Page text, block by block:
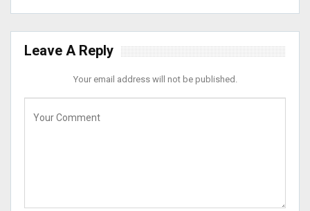
Leave A Reply
Your email address will not be published.